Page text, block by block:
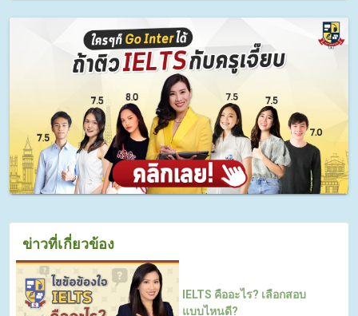
ข่าวที่เกี่ยวข้อง
IELTS คืออะไร? เลือกสอบ
แบบไหนดี?